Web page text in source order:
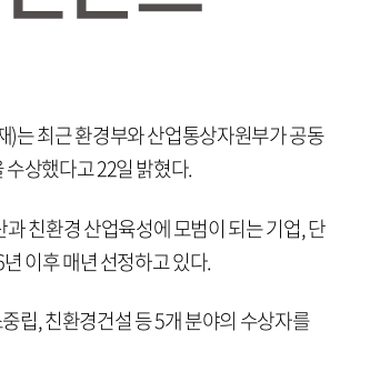
는 최근 환경부와 산업통상자원부가 공동
수상했다고 22일 밝혔다.
친환경 산업육성에 모범이 되는 기업, 단
이후 매년 선정하고 있다.
립, 친환경건설 등 5개 분야의 수상자를